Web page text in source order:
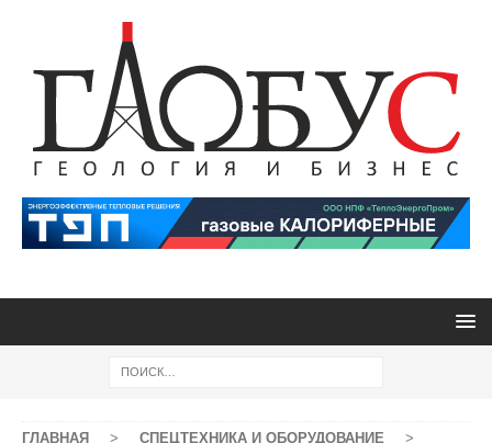
ГЛАВНАЯ > СПЕЦТЕХНИКА И ОБОРУДОВАНИЕ
>